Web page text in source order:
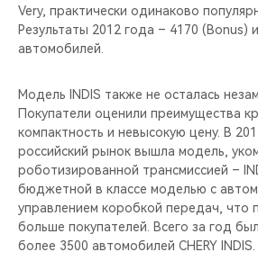
CHERY REMOTE
НАШИ МЕРОПРИЯТИЯ
ВИДЕООБЗОРЫ
CHERY ДЛЯ ДЕТЕЙ
Very, практически одинаково
Результаты 2012 года – 4170 (Bonus)
автомобилей.
Модель INDIS также не осталась
Покупатели оценили преимущества
компактность и невысокую цену. В
российский рынок вышла модель,
роботизированной трансмиссией –
бюджетной в классе моделью с
управлением коробкой передач, что
больше покупателей. Всего за год
более 3500 автомобилей CHERY INDIS.